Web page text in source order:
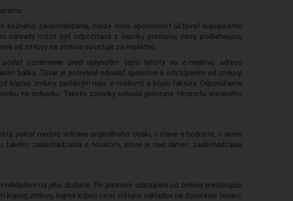
bežného zaobchádzania, môže naša spoločnosť účtovať kupujúcemu
náhrady môže byť odpočítaná z čiastky predajnej ceny, podliehajúcej
od zmluvy sa zmluva považuje za neplatnú.
oznámenie pred uplynutím tejto lehoty na e-mailovú adresu
balíka. Tovar je potrebné odoslať spoločne s odstúpením od zmluvy.
zmluvy zaslaným napr. e-mailom) a kópiu faktúry. Odporúčame
na dobierku. Takéto zásielky nebudú prevzaté. Hodnotu vráteného
pokiaľ možno vrátane originálneho obalu, v stave a hodnote, v akom
zaobchádzania s tovarom, ktoré je nad rámec zaobchádzania
na jeho dodanie. Po platnom odstúpení od zmluvy predávajúci
zmluvy, najmä kúpnu cenu vrátane nákladov na doručenie tovaru.